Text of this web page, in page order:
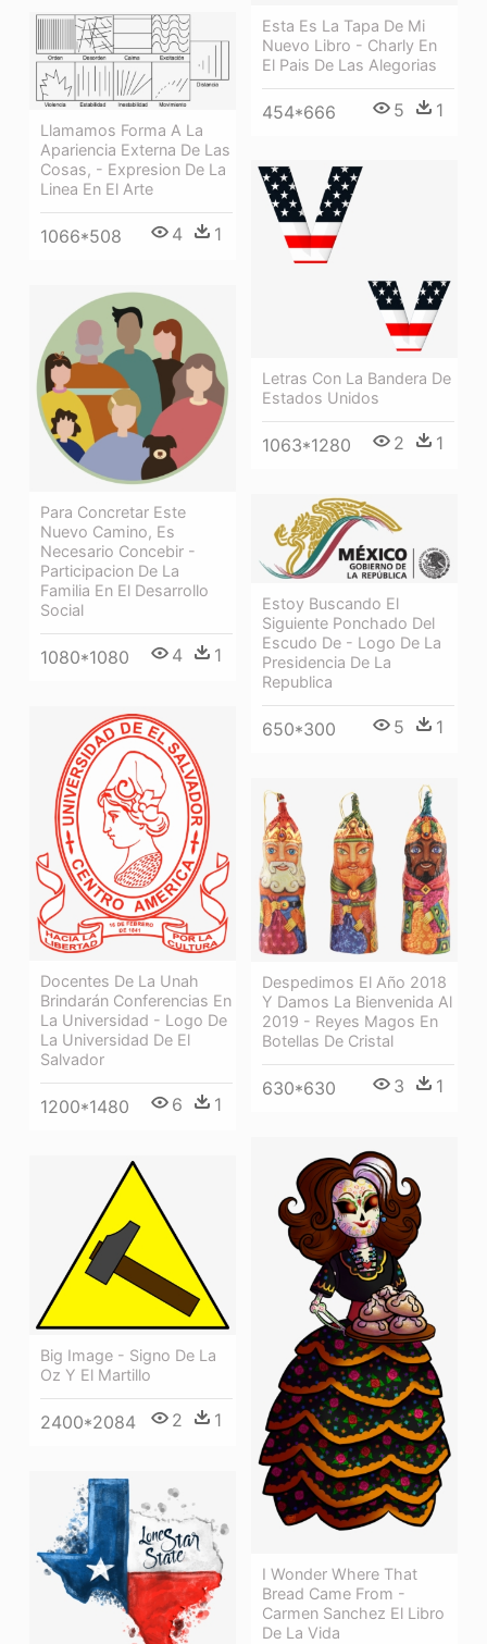
Esta Es La Tapa De Mi
Nuevo Libro - Charly En
El Pais De Las Alegorias
454*666 5 1
Llamamos Forma A La
Apariencia Externa De Las
Cosas, - Expresion De La
Linea En El Arte
1066*508 4 1
Letras Con La Bandera De
Estados Unidos
1063*1280 2 1
Para Concretar Este
Nuevo Camino, Es
Necesario Concebir -
Participacion De La
Familia En El Desarrollo
Social
1080*1080 4 1
Estoy Buscando El
Siguiente Ponchado Del
Escudo De - Logo De La
Presidencia De La
Republica
650*300 5 1
Docentes De La Unah
Brindarán Conferencias En
La Universidad - Logo De
La Universidad De El
Salvador
1200*1480 6 1
Despedimos El Año 2018
Y Damos La Bienvenida Al
2019 - Reyes Magos En
Botellas De Cristal
630*630 3 1
I Wonder Where That
Bread Came From -
Carmen Sanchez El Libro
De La Vida
Big Image - Signo De La
Oz Y El Martillo
2400*2084 2 1